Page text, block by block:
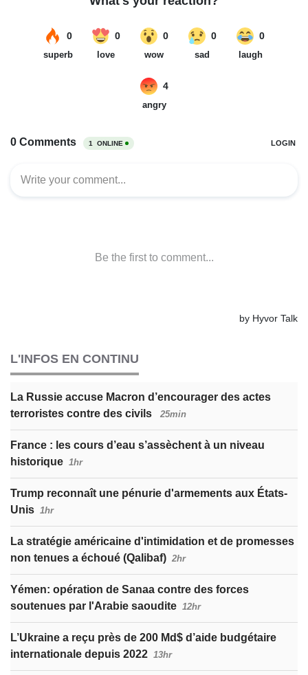
L'INFOS EN CONTINU
La Russie accuse Macron d’encourager des actes
terroristes contre des civils
25min
France : les cours d’eau s’assèchent à un niveau
historique 1hr
Trump reconnaît une pénurie d'armements aux États-
Unis 1hr
La stratégie américaine d'intimidation et de promesses
non tenues a échoué (Qalibaf) 2hr
Yémen: opération de Sanaa contre des forces
soutenues par l'Arabie saoudite 12hr
L’Ukraine a reçu près de 200 Md$ d’aide budgétaire
internationale depuis 2022 13hr